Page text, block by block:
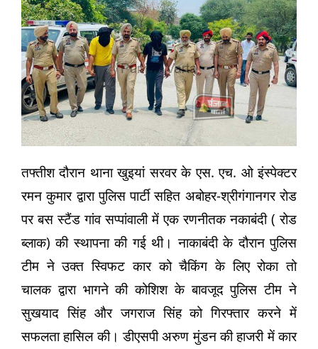
तफ्तीश दौरान थाना खुइयां सरवर के एस. एच. ओ इंस्पेक्टर
रमन‌ कुमार द्वारा पुलिस पार्टी सहित अबोहर-श्रीगंगानगर रोड
पर बस स्टैंड गांव सप्पांवाली में एक रणनीतक नकाबंदी ( रोड
ब्लाक) की स्थापना की गई थी। नाकाबंदी के दौरान पुलिस
टीम ने उक्त स्विफट कार को चैकिंग के लिए रोका तो
चालक द्वारा भागने की कोशिश के बावजूद पुलिस टीम ने
सुखयाद सिंह और जगराज सिंह को गिरफ्तार करने में
सफलता हासिल की। डीएसपी अरुण मुंडन की हाजरी में कार